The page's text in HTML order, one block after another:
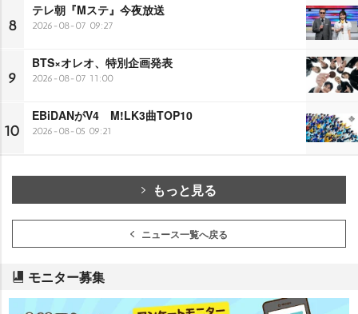
8
テレ朝『Mステ』今夜放送
2026-08-07 09:27
9
BTS×オレオ、特別企画発表
2026-08-07 11:00
10
EBiDANがV4 M!LK3曲TOP10
2026-08-05 09:21
もっと見る
ニュース一覧へ戻る
モニター募集